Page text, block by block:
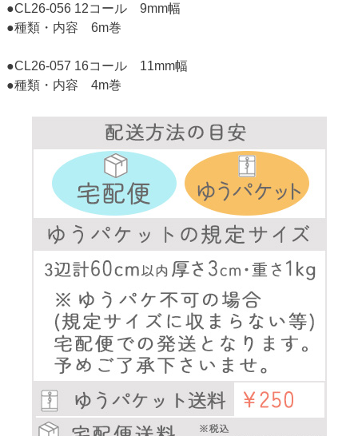
●CL26-056 12コール 9mm幅
●種類・内容 6m巻
●CL26-057 16コール 11mm幅
●種類・内容 4m巻